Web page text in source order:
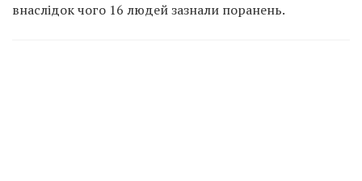
внаслідок чого 16 людей зазнали поранень.